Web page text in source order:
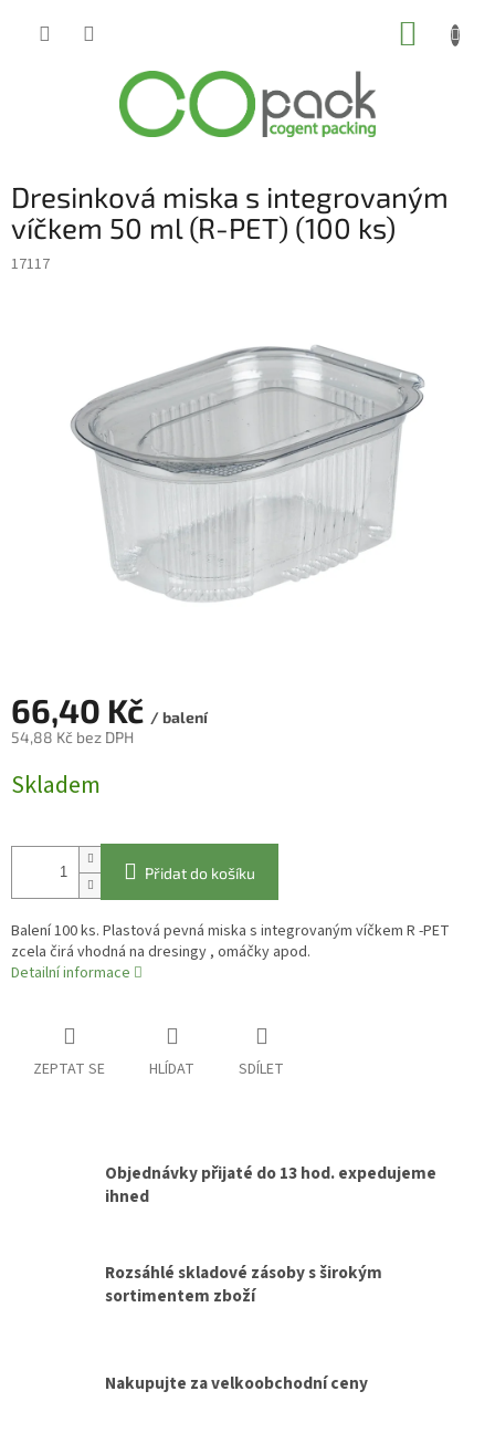
Dresinková miska s integrovaným
víčkem 50 ml (R-PET) (100 ks)
17117
66,40 Kč / balení
54,88 Kč bez DPH
cena:
Skladem
Přidat do košíku
Balení 100 ks. Plastová pevná miska s integrovaným víčkem R -PET
zcela čirá vhodná na dresingy , omáčky apod.
Detailní informace
ZEPTAT SE HLÍDAT SDÍLET
Objednávky přijaté do 13 hod. expedujeme
ihned
Rozsáhlé skladové zásoby s širokým
sortimentem zboží
Nakupujte za velkoobchodní ceny